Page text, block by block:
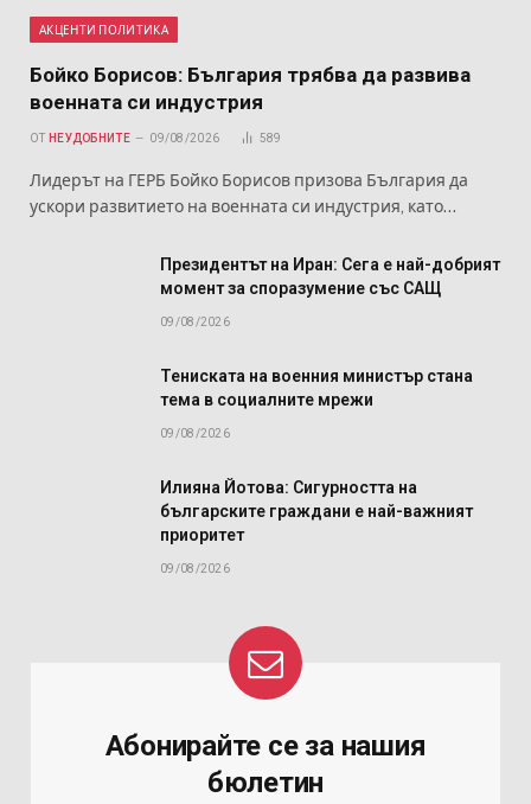
АКЦЕНТИ ПОЛИТИКА
Бойко Борисов: България трябва да развива
военната си индустрия
ОТ НЕУДОБНИТЕ 09/08/2026 589
Лидерът на ГЕРБ Бойко Борисов призова България да
ускори развитието на военната си индустрия, като…
Президентът на Иран: Сега е най-добрият
момент за споразумение със САЩ
09/08/2026
Тениската на военния министър стана
тема в социалните мрежи
09/08/2026
Илияна Йотова: Сигурността на
българските граждани е най-важният
приоритет
09/08/2026
Абонирайте се за нашия
бюлетин